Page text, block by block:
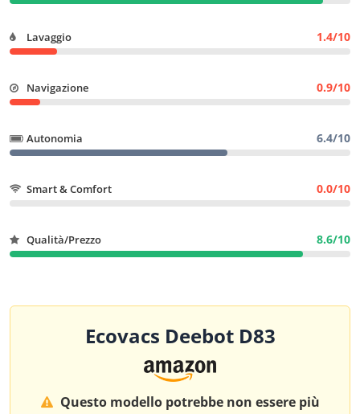
Lavaggio 1.4/10
Navigazione 0.9/10
Autonomia 6.4/10
Smart & Comfort 0.0/10
Qualità/Prezzo 8.6/10
Ecovacs Deebot D83
Questo modello potrebbe non essere più